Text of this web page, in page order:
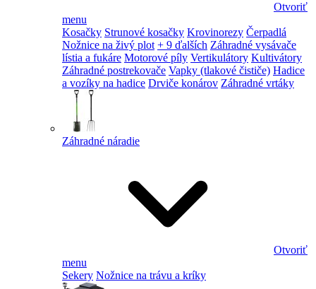
Otvoriť
menu
Kosačky Strunové kosačky Krovinorezy Čerpadlá
Nožnice na živý plot + 9 ďalších Záhradné vysávače
lístia a fukáre Motorové píly Vertikulátory Kultivátory
Záhradné postrekovače Vapky (tlakové čističe) Hadice
a vozíky na hadice Drviče konárov Záhradné vrtáky
Záhradné náradie
Otvoriť
menu
Sekery Nožnice na trávu a kríky